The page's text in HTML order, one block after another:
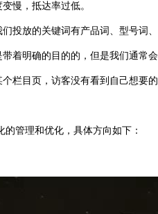
慢，抵达率过低。
投放的关键词有产品词、型号词、
着明确的目的的，但是我们通常会
栏目页，访客没有看到自己想要的
管理和优化，具体方向如下：